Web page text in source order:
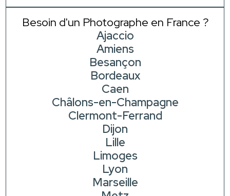
Besoin d'un Photographe en France ?
Ajaccio
Amiens
Besançon
Bordeaux
Caen
Châlons-en-Champagne
Clermont-Ferrand
Dijon
Lille
Limoges
Lyon
Marseille